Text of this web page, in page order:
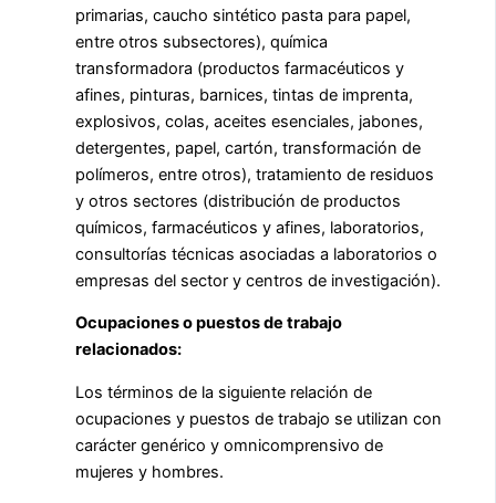
primarias, caucho sintético pasta para papel,
entre otros subsectores), química
transformadora (productos farmacéuticos y
afines, pinturas, barnices, tintas de imprenta,
explosivos, colas, aceites esenciales, jabones,
detergentes, papel, cartón, transformación de
polímeros, entre otros), tratamiento de residuos
y otros sectores (distribución de productos
químicos, farmacéuticos y afines, laboratorios,
consultorías técnicas asociadas a laboratorios o
empresas del sector y centros de investigación).
Ocupaciones o puestos de trabajo
relacionados:
Los términos de la siguiente relación de
ocupaciones y puestos de trabajo se utilizan con
carácter genérico y omnicomprensivo de
mujeres y hombres.